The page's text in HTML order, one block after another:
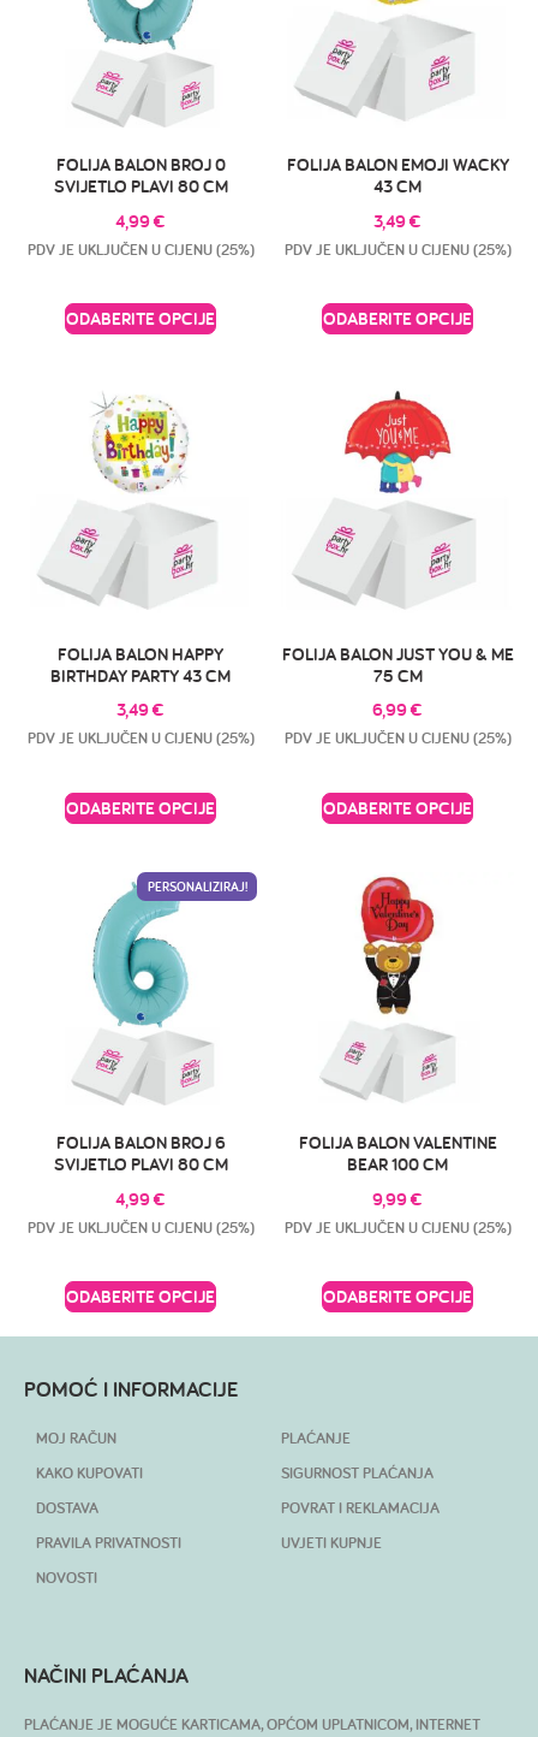
FOLIJA BALON BROJ 0
SVIJETLO PLAVI 80 CM
4,99€
PDV JE UKLJUČEN U CIJENU (25%)
ODABERITE OPCIJE
FOLIJA BALON EMOJI WACKY
43 CM
3,49€
PDV JE UKLJUČEN U CIJENU (25%)
ODABERITE OPCIJE
FOLIJA BALON HAPPY
BIRTHDAY PARTY 43 CM
3,49€
PDV JE UKLJUČEN U CIJENU (25%)
ODABERITE OPCIJE
FOLIJA BALON JUST YOU & ME
75 CM
6,99€
PDV JE UKLJUČEN U CIJENU (25%)
ODABERITE OPCIJE
PERSONALIZIRAJ!
FOLIJA BALON BROJ 6
SVIJETLO PLAVI 80 CM
4,99€
PDV JE UKLJUČEN U CIJENU (25%)
ODABERITE OPCIJE
FOLIJA BALON VALENTINE
BEAR 100 CM
9,99€
PDV JE UKLJUČEN U CIJENU (25%)
ODABERITE OPCIJE
POMOĆ I INFORMACIJE
MOJ RAČUN
KAKO KUPOVATI
DOSTAVA
PRAVILA PRIVATNOSTI
NOVOSTI
PLAĆANJE
SIGURNOST PLAĆANJA
POVRAT I REKLAMACIJA
UVJETI KUPNJE
NAČINI PLAĆANJA
PLAĆANJE JE MOGUĆE KARTICAMA, OPĆOM UPLATNICOM, INTERNET